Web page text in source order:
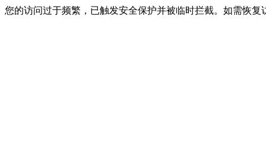
您的访问过于频繁，已触发安全保护并被临时拦截。如需恢复